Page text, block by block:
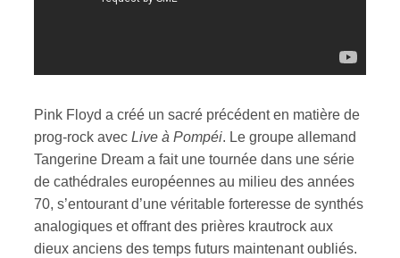
Pink Floyd a créé un sacré précédent en matière de
prog-rock avec Live à Pompéi. Le groupe allemand
Tangerine Dream a fait une tournée dans une série
de cathédrales européennes au milieu des années
70, s’entourant d’une véritable forteresse de synthés
analogiques et offrant des prières krautrock aux
dieux anciens des temps futurs maintenant oubliés.